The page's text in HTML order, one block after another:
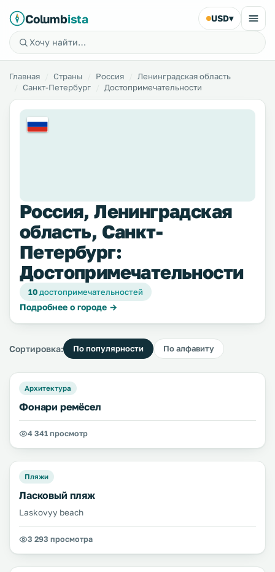
Columbista USD▾
Главная Страны Россия
Ленинградская область
Санкт-Петербург
Достопримечательности
Россия, Ленинградская
область, Санкт-
Петербург:
Достопримечательности
10достопримечательностей
Подробнее о городе →
Сортировка: По популярности По алфавиту
Архитектура
Фонари ремёсел
4 341 просмотр
Пляжи
Ласковый пляж
Laskovyy beach
3 293 просмотра